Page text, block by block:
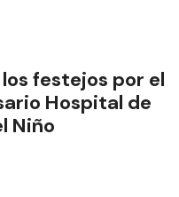
festejos por el
Hospital de
Niño